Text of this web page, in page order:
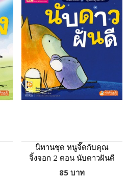
นิทานชุด หนูจี๊ดกับคุณ
จิ้งจอก 2 ตอน นับดาวฝันดี
85 บาท